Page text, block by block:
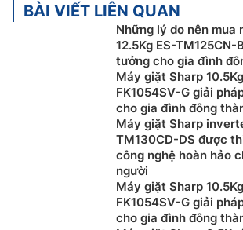
Hệ thống suy luận ảo Fuzzy
BÀI VIẾT LIÊN QUAN
Những lý do nên mua
12.5Kg ES-TM125CN-
tưởng cho gia đình
Máy giặt Sharp
FK1054SV-G giải
cho gia đình đông
Máy giặt Sharp
TM130CD-DS được
công nghệ hoàn hảo
người
Máy giặt Sharp
FK1054SV-G giải
cho gia đình đông